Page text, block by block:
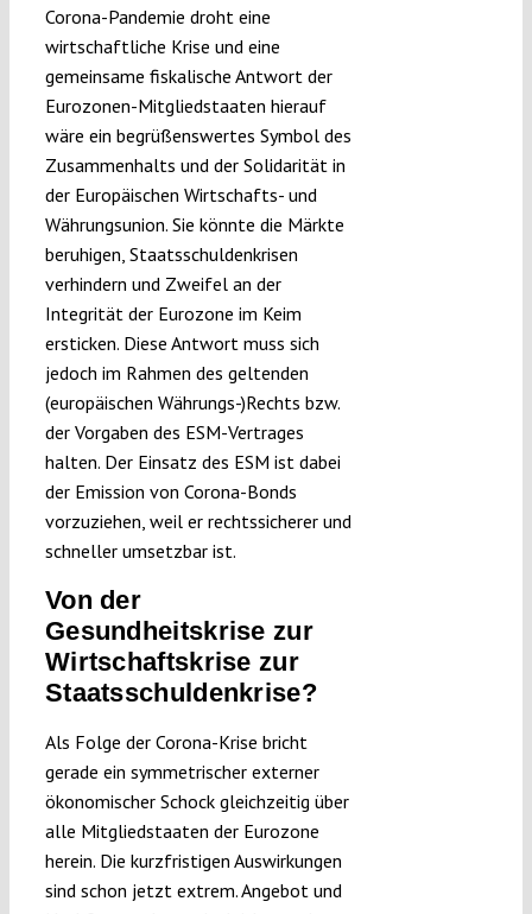
Projects
Corona-Pandemie droht eine
wirtschaftliche Krise und eine
gemeinsame fiskalische Antwort der
Eurozonen-Mitgliedstaaten hierauf
wäre ein begrüßenswertes Symbol des
Zusammenhalts und der Solidarität in
der Europäischen Wirtschafts- und
Währungsunion. Sie könnte die Märkte
beruhigen, Staatsschuldenkrisen
verhindern und Zweifel an der
Integrität der Eurozone im Keim
ersticken. Diese Antwort muss sich
jedoch im Rahmen des geltenden
(europäischen Währungs-)Rechts bzw.
der Vorgaben des ESM-Vertrages
halten. Der Einsatz des ESM ist dabei
der Emission von Corona-Bonds
vorzuziehen, weil er rechtssicherer und
schneller umsetzbar ist.
Von der
Gesundheitskrise zur
Wirtschaftskrise zur
Staatsschuldenkrise?
Als Folge der Corona-Krise bricht
gerade ein symmetrischer externer
ökonomischer Schock gleichzeitig über
alle Mitgliedstaaten der Eurozone
herein. Die kurzfristigen Auswirkungen
sind schon jetzt extrem. Angebot und